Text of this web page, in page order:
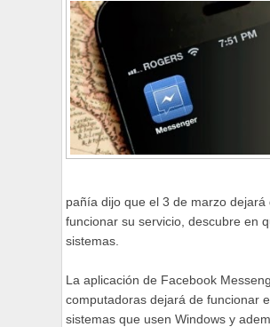
pañía dijo que el 3 de marzo dejará
funcionar su servicio, descubre en
sistemas.
La aplicación de Facebook
computadoras dejará de funcionar
sistemas que usen Windows y